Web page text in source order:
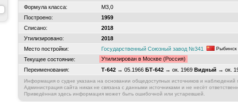
Формула класса:
М3,0
Построено:
1959
Списано:
2018
Утилизировано:
2018
Место постройки:
Государственный Союзный завод №341 Рыбинск
Текущее состояние:
Утилизирован в Москве (Россия)
Переименования:
Т-642 → 05.1966 БТ-642 → ок. 1969 Видный → ок.
Информация о судне указана на основании общедоступных источников и наблюдений
Администрация сайта никак не связана с данными источниками и не несёт
Приведённая здесь информация может быть ошибочной или устаревшей.